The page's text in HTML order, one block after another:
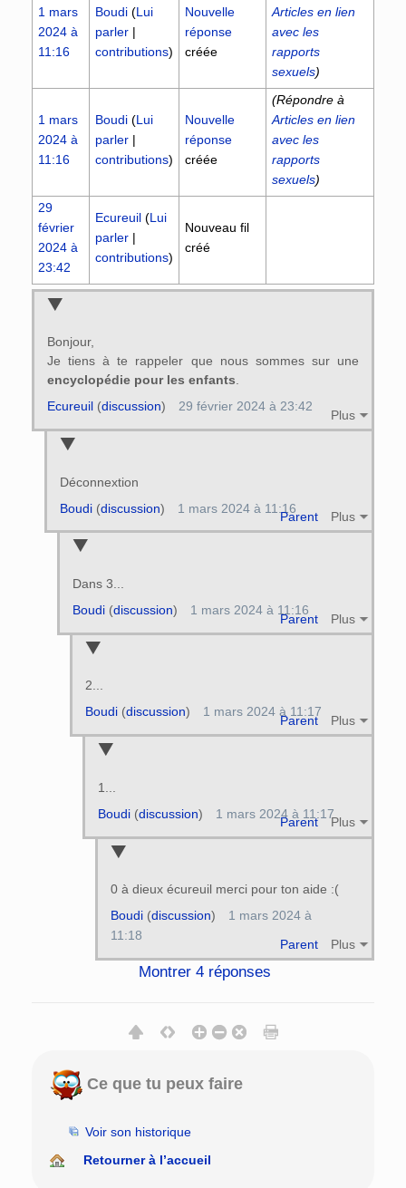
1 mars
2024 à
11:16
Boudi (Lui
parler|
contributions)
Nouvelle
réponse
créée
Articles en lien
avec les
rapports
sexuels)
1 mars
2024 à
11:16
Boudi (Lui
parler|
contributions)
Nouvelle
réponse
créée
(Répondre à
Articles en lien
avec les
rapports
sexuels)
29
février
2024 à
23:42
Ecureuil (Lui
parler|
contributions)
Nouveau fil
créé
Bonjour,
Je tiens à te rappeler que nous sommes sur une
encyclopédie pour les enfants.
Plus
Ecureuil(discussion) 29 février 2024 à 23:42
Déconnextion
Parent Plus
Boudi(discussion) 1 mars 2024 à 11:16
Dans 3...
Parent Plus
Boudi(discussion) 1 mars 2024 à 11:16
2...
Parent Plus
Boudi(discussion) 1 mars 2024 à 11:17
1...
Parent Plus
Boudi(discussion) 1 mars 2024 à 11:17
0 à dieux écureuil merci pour ton aide :(
Parent Plus
Boudi(discussion)
1 mars 2024 à
11:18
Montrer 4 réponses
Ce que tu peux faire
Voir son historique
Retourner à l’accueil